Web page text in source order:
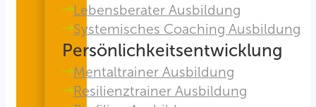
Lebensberater Ausbildung
Systemisches Coaching Ausbildung
Persönlichkeitsentwicklung
Mentaltrainer Ausbildung
Resilienztrainer Ausbildung